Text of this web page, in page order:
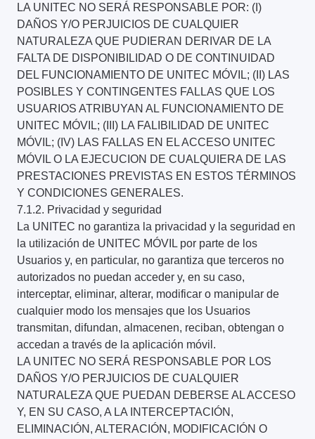
LA UNITEC NO SERÁ RESPONSABLE POR: (I)
DAÑOS Y/O PERJUICIOS DE CUALQUIER
NATURALEZA QUE PUDIERAN DERIVAR DE LA
FALTA DE DISPONIBILIDAD O DE CONTINUIDAD
DEL FUNCIONAMIENTO DE UNITEC MÓVIL; (II) LAS
POSIBLES Y CONTINGENTES FALLAS QUE LOS
USUARIOS ATRIBUYAN AL FUNCIONAMIENTO DE
UNITEC MÓVIL; (III) LA FALIBILIDAD DE UNITEC
MÓVIL; (IV) LAS FALLAS EN EL ACCESO UNITEC
MÓVIL O LA EJECUCION DE CUALQUIERA DE LAS
PRESTACIONES PREVISTAS EN ESTOS TÉRMINOS
Y CONDICIONES GENERALES.
7.1.2. Privacidad y seguridad
La UNITEC no garantiza la privacidad y la seguridad en
la utilización de UNITEC MÓVIL por parte de los
Usuarios y, en particular, no garantiza que terceros no
autorizados no puedan acceder y, en su caso,
interceptar, eliminar, alterar, modificar o manipular de
cualquier modo los mensajes que los Usuarios
transmitan, difundan, almacenen, reciban, obtengan o
accedan a través de la aplicación móvil.
LA UNITEC NO SERÁ RESPONSABLE POR LOS
DAÑOS Y/O PERJUICIOS DE CUALQUIER
NATURALEZA QUE PUEDAN DEBERSE AL ACCESO
Y, EN SU CASO, A LA INTERCEPTACIÓN,
ELIMINACIÓN, ALTERACIÓN, MODIFICACIÓN O